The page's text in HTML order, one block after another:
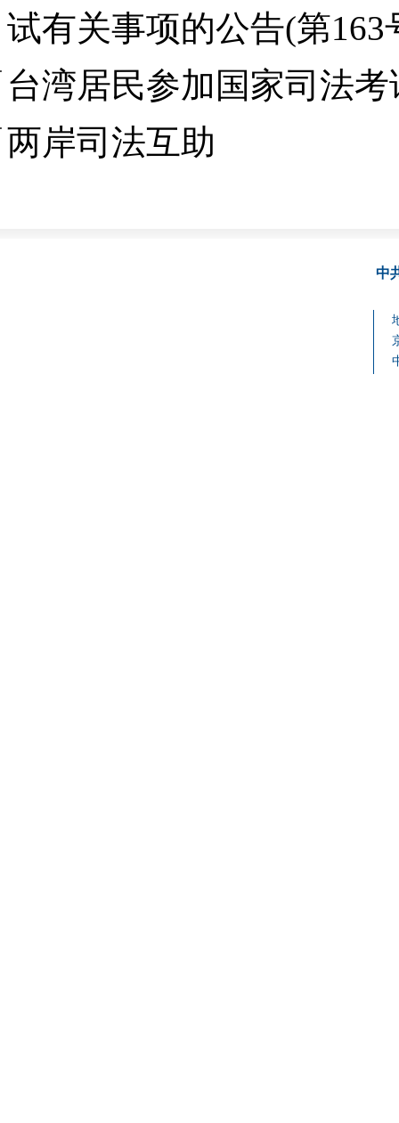
试有关事项的公告(第163
台湾居民参加国家司法
两岸司法互助
中